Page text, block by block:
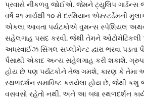
પ્રવાસે નીકળવુ જોઈએ. જેમને ટ્યુલિપ ગાર્ડન્સ
વર્ષે ૨૧ માર્ચથી ૧૦ મે દરમિયાન એમ્સ્ટર્ડેમની
એકલા આવતા પર્યટકોએ વુમન્સ સ્પેશિયલ
સહેલગાહ પસદ કરવી, જેથી તેમને ઓટોમેટિકલી
અધરવાઈઝ સિંગલ સપ્લીમેન્ટ દ્વારા ભરવા
પૈસાથી એકાદ અન્ય સહેલગાહ કરી શકાશે. ગ્રુપ
હોય છે પણ પર્યટકોને તેજ ગમશે, કારણ કે તેમા
સ્થળદર્શન સમાવિષ્ટ કરાયેલા હોય છે, જેથી કશુ
વસવસો રહેતો નથી. અને આ બધા સ્થળદર્શન